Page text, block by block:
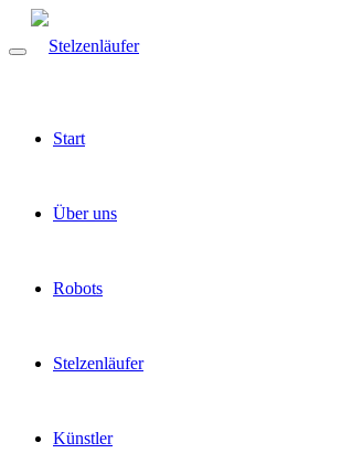
Start
Über uns
Robots
Stelzenläufer
Künstler